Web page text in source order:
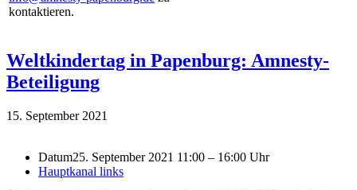
kontaktieren.
Weltkindertag in Papenburg: Amnesty-
Beteiligung
15. September 2021
Datum25. September 2021 11:00 – 16:00 Uhr
Hauptkanal links